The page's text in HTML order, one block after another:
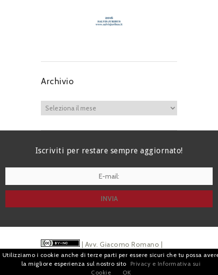
Archivio
Iscriviti per restare sempre aggiornato!
| Avv. Giacomo Romano |
Piazza di Campitelli, 2 - 00186 Roma | P.I.
Utilizziamo i cookie anche di terze parti per essere sicuri che tu possa
la migliore esperienza sul nostro sito
Privacy e Informativa sui
Cookie
OK